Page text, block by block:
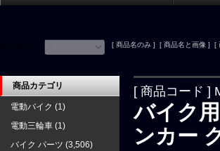
[ 商品名のみ ] [ 商品名と画像 ] [
[ 商品コード ]
バイク
ンカー
商品カテゴリ
電動バイク (1)
電動三輪車 (1)
バイク パーツ (3,506)